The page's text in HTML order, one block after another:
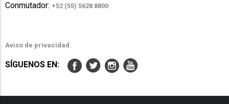
Conmutador: +52 (55) 5628 8800
Aviso de privacidad.
SÍGUENOS EN: